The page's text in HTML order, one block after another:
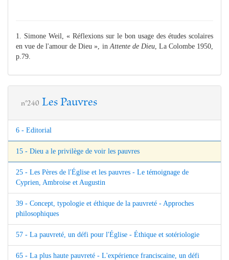
1. Simone Weil, « Réflexions sur le bon usage des études scolaires
en vue de l'amour de Dieu », in Attente de Dieu, La Colombe 1950,
p.79.
n°240 Les Pauvres
6 - Editorial
15 - Dieu a le privilège de voir les pauvres
25 - Les Pères de l'Église et les pauvres - Le témoignage de
Cyprien, Ambroise et Augustin
39 - Concept, typologie et éthique de la pauvreté - Approches
philosophiques
57 - La pauvreté, un défi pour l'Église - Éthique et sotériologie
65 - La plus haute pauvreté - L'expérience franciscaine, un défi